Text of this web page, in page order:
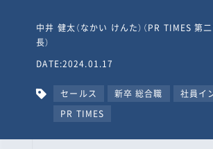
山田真輔（やまだ しんすけ）（執行役員 兼
長）
DATE:2023.09.08
カルチャー CxO キャリア入